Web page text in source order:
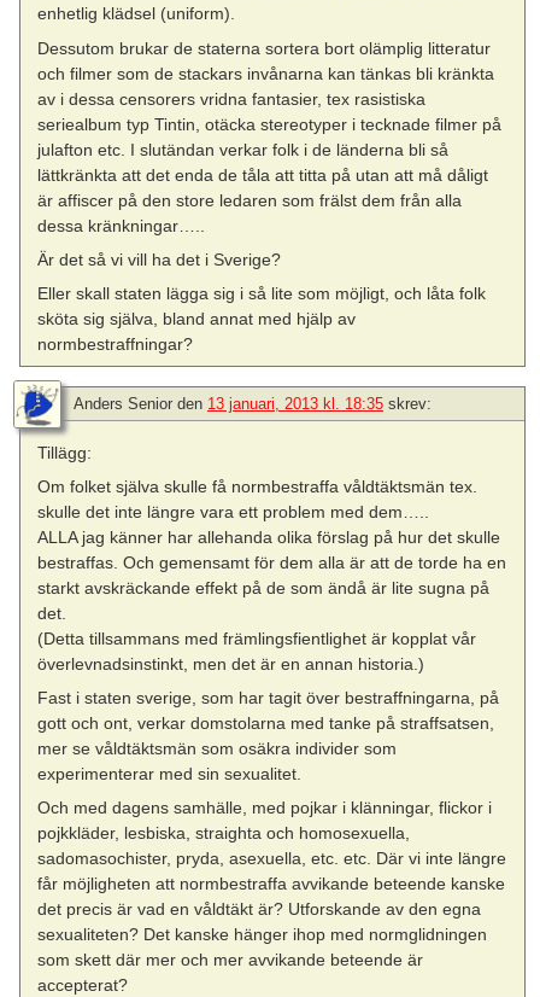
enhetlig klädsel (uniform).
Dessutom brukar de staterna sortera bort olämplig litteratur
och filmer som de stackars invånarna kan tänkas bli kränkta
av i dessa censorers vridna fantasier, tex rasistiska
seriealbum typ Tintin, otäcka stereotyper i tecknade filmer på
julafton etc. I slutändan verkar folk i de länderna bli så
lättkränkta att det enda de tåla att titta på utan att må dåligt
är affiscer på den store ledaren som frälst dem från alla
dessa kränkningar…..
Är det så vi vill ha det i Sverige?
Eller skall staten lägga sig i så lite som möjligt, och låta folk
sköta sig själva, bland annat med hjälp av
normbestraffningar?
Anders Senior den 13 januari, 2013 kl. 18:35 skrev:
Tillägg:
Om folket själva skulle få normbestraffa våldtäktsmän tex.
skulle det inte längre vara ett problem med dem…..
ALLA jag känner har allehanda olika förslag på hur det skulle
bestraffas. Och gemensamt för dem alla är att de torde ha en
starkt avskräckande effekt på de som ändå är lite sugna på
det.
(Detta tillsammans med främlingsfientlighet är kopplat vår
överlevnadsinstinkt, men det är en annan historia.)
Fast i staten sverige, som har tagit över bestraffningarna, på
gott och ont, verkar domstolarna med tanke på straffsatsen,
mer se våldtäktsmän som osäkra individer som
experimenterar med sin sexualitet.
Och med dagens samhälle, med pojkar i klänningar, flickor i
pojkkläder, lesbiska, straighta och homosexuella,
sadomasochister, pryda, asexuella, etc. etc. Där vi inte längre
får möjligheten att normbestraffa avvikande beteende kanske
det precis är vad en våldtäkt är? Utforskande av den egna
sexualiteten? Det kanske hänger ihop med normglidningen
som skett där mer och mer avvikande beteende är
accepterat?